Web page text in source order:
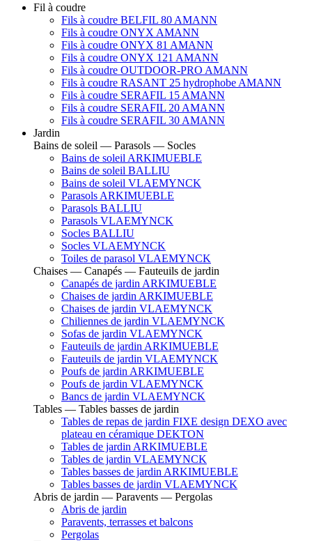
Fil à coudre
Fils à coudre BELFIL 80 AMANN
Fils à coudre ONYX AMANN
Fils à coudre ONYX 81 AMANN
Fils à coudre ONYX 121 AMANN
Fils à coudre OUTDOOR-PRO AMANN
Fils à coudre RASANT 25 hydrophobe AMANN
Fils à coudre SERAFIL 15 AMANN
Fils à coudre SERAFIL 20 AMANN
Fils à coudre SERAFIL 30 AMANN
Jardin
Bains de soleil — Parasols — Socles
Bains de soleil ARKIMUEBLE
Bains de soleil BALLIU
Bains de soleil VLAEMYNCK
Parasols ARKIMUEBLE
Parasols BALLIU
Parasols VLAEMYNCK
Socles BALLIU
Socles VLAEMYNCK
Toiles de parasol VLAEMYNCK
Chaises — Canapés — Fauteuils de jardin
Canapés de jardin ARKIMUEBLE
Chaises de jardin ARKIMUEBLE
Chaises de jardin VLAEMYNCK
Chiliennes de jardin VLAEMYNCK
Sofas de jardin VLAEMYNCK
Fauteuils de jardin ARKIMUEBLE
Fauteuils de jardin VLAEMYNCK
Poufs de jardin ARKIMUEBLE
Poufs de jardin VLAEMYNCK
Bancs de jardin VLAEMYNCK
Tables — Tables basses de jardin
Tables de repas de jardin FIXE design DEXO avec
plateau en céramique DEKTON
Tables de jardin ARKIMUEBLE
Tables de jardin VLAEMYNCK
Tables basses de jardin ARKIMUEBLE
Tables basses de jardin VLAEMYNCK
Abris de jardin — Paravents — Pergolas
Abris de jardin
Paravents, terrasses et balcons
Pergolas